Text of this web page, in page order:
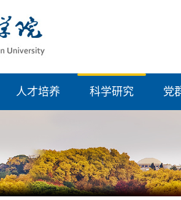
人才培养 科学研究 党